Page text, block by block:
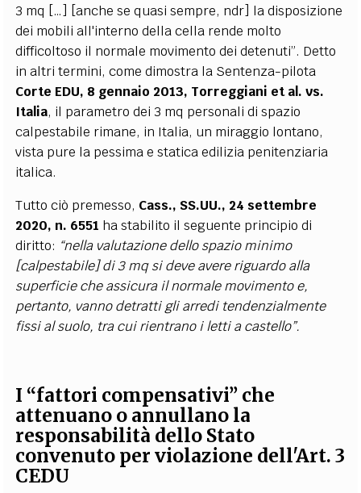
3 mq […] [anche se quasi sempre, ndr] la disposizione
dei mobili all'interno della cella rende molto
difficoltoso il normale movimento dei detenuti”. Detto
in altri termini, come dimostra la Sentenza-pilota
Corte EDU, 8 gennaio 2013, Torreggiani et al. vs.
Italia, il parametro dei 3 mq personali di spazio
calpestabile rimane, in Italia, un miraggio lontano,
vista pure la pessima e statica edilizia penitenziaria
italica.
Tutto ciò premesso, Cass., SS.UU., 24 settembre
2020, n. 6551 ha stabilito il seguente principio di
diritto: “nella valutazione dello spazio minimo
[calpestabile] di 3 mq si deve avere riguardo alla
superficie che assicura il normale movimento e,
pertanto, vanno detratti gli arredi tendenzialmente
fissi al suolo, tra cui rientrano i letti a castello”.
I “fattori compensativi” che
attenuano o annullano la
responsabilità dello Stato
convenuto per violazione dell'Art. 3
CEDU